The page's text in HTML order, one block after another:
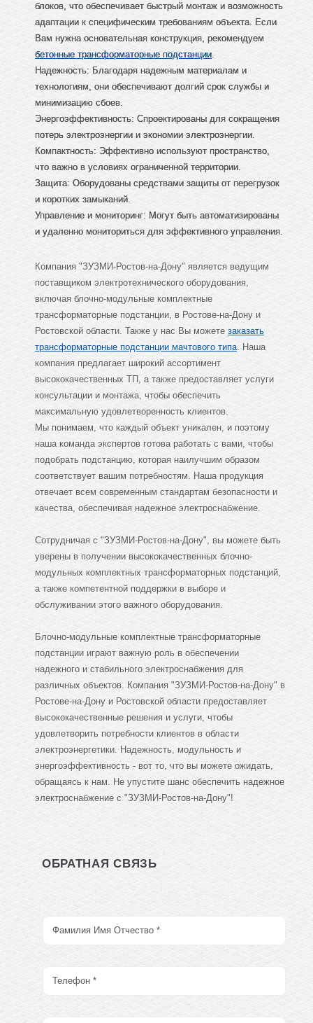
блоков, что обеспечивает быстрый монтаж и возможность
адаптации к специфическим требованиям объекта. Если
Вам нужна основательная конструкция, рекомендуем
бетонные трансформаторные подстанции.
Надежность: Благодаря надежным материалам и
технологиям, они обеспечивают долгий срок службы и
минимизацию сбоев.
Энергоэффективность: Спроектированы для сокращения
потерь электроэнергии и экономии электроэнергии.
Компактность: Эффективно используют пространство,
что важно в условиях ограниченной территории.
Защита: Оборудованы средствами защиты от перегрузок
и коротких замыканий.
Управление и мониторинг: Могут быть автоматизированы
и удаленно мониториться для эффективного управления.
Компания "ЗУЗМИ-Ростов-на-Дону" является ведущим
поставщиком электротехнического оборудования,
включая блочно-модульные комплектные
трансформаторные подстанции, в Ростове-на-Дону и
Ростовской области. Также у нас Вы можете заказать
трансформаторные подстанции мачтового типа . Наша
компания предлагает широкий ассортимент
высококачественных ТП, а также предоставляет услуги
консультации и монтажа, чтобы обеспечить
максимальную удовлетворенность клиентов.
Мы понимаем, что каждый объект уникален, и поэтому
наша команда экспертов готова работать с вами, чтобы
подобрать подстанцию, которая наилучшим образом
соответствует вашим потребностям. Наша продукция
отвечает всем современным стандартам безопасности и
качества, обеспечивая надежное электроснабжение.
Сотрудничая с "ЗУЗМИ-Ростов-на-Дону", вы можете быть
уверены в получении высококачественных блочно-
модульных комплектных трансформаторных подстанций,
а также компетентной поддержки в выборе и
обслуживании этого важного оборудования.
Блочно-модульные комплектные трансформаторные
подстанции играют важную роль в обеспечении
надежного и стабильного электроснабжения для
различных объектов. Компания "ЗУЗМИ-Ростов-на-Дону" в
Ростове-на-Дону и Ростовской области предоставляет
высококачественные решения и услуги, чтобы
удовлетворить потребности клиентов в области
электроэнергетики. Надежность, модульность и
энергоэффективность - вот то, что вы можете ожидать,
обращаясь к нам. Не упустите шанс обеспечить надежное
электроснабжение с "ЗУЗМИ-Ростов-на-Дону"!
ОБРАТНАЯ СВЯЗЬ